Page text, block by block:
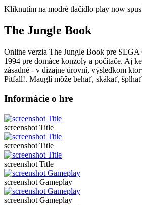
Kliknutím na modré tlačidlo play now
The Jungle Book
Online verzia The Jungle Book pre SEGA
1994 pre domáce konzoly a počítače. Aj
zásadné - v dizajne úrovní, výsledkom
Pitfall!. Mauglí môže behať, skákať,
Informácie o hre
screenshot Title
screenshot Title
screenshot Title
screenshot Gameplay
screenshot Gameplay